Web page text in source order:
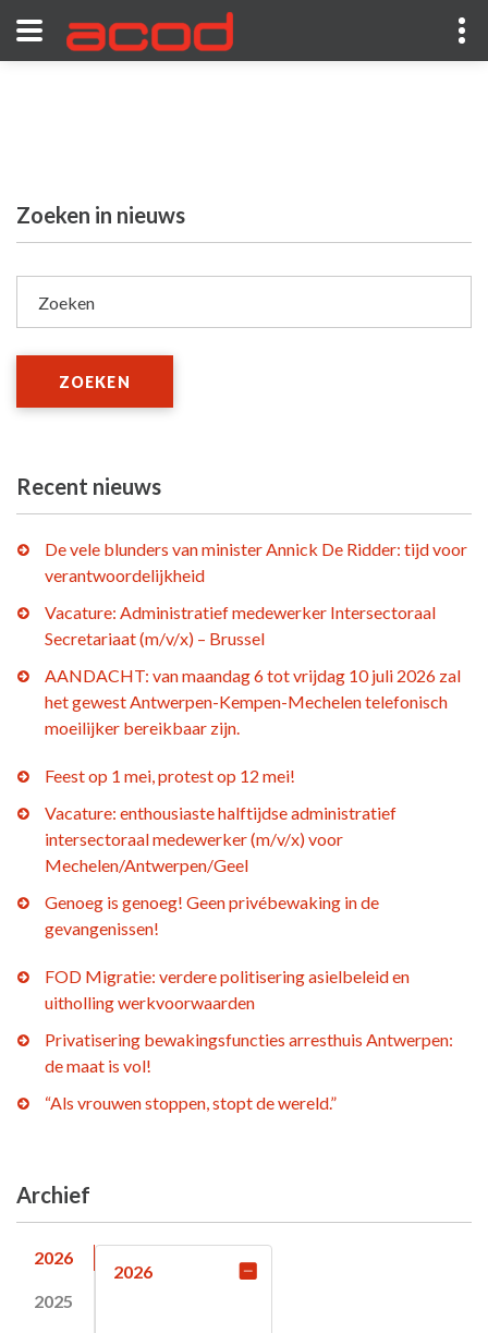
Zoeken in nieuws
Zoeken
ZOEKEN
Recent nieuws
De vele blunders van minister Annick De Ridder: tijd voor
verantwoordelijkheid
Vacature: Administratief medewerker Intersectoraal
Secretariaat (m/v/x) – Brussel
AANDACHT: van maandag 6 tot vrijdag 10 juli 2026 zal
het gewest Antwerpen-Kempen-Mechelen telefonisch
moeilijker bereikbaar zijn.
Feest op 1 mei, protest op 12 mei!
Vacature: enthousiaste halftijdse administratief
intersectoraal medewerker (m/v/x) voor
Mechelen/Antwerpen/Geel
Genoeg is genoeg! Geen privébewaking in de
gevangenissen!
FOD Migratie: verdere politisering asielbeleid en
uitholling werkvoorwaarden
Privatisering bewakingsfuncties arresthuis Antwerpen:
de maat is vol!
“Als vrouwen stoppen, stopt de wereld.”
Archief
2026
2025
2026